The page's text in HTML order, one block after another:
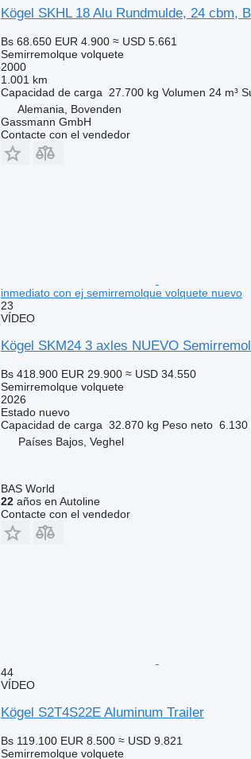
Kögel SKHL 18 Alu Rundmulde, 24 cbm,
Bs 68.650 EUR 4.900 ≈ USD 5.661
Semirremolque volquete
2000
1.001 km
Capacidad de carga
27.700 kg Volumen 24 m³
Alemania, Bovenden
Gassmann GmbH
Contacte con el vendedor
inmediato con ej semirremolque volquete nuevo
23
VÍDEO
Kögel SKM24 3 axles NUEVO
Bs 418.900 EUR 29.900 ≈ USD 34.550
Semirremolque volquete
2026
Estadonuevo
Capacidad de carga 32.870 kg Peso neto 6.130
Países Bajos, Veghel
BAS World
22años en Autoline
Contacte con el vendedor
44
VÍDEO
Kögel S2T4S22E Aluminum Trailer
Bs 119.100 EUR 8.500 ≈ USD 9.821
Semirremolque volquete